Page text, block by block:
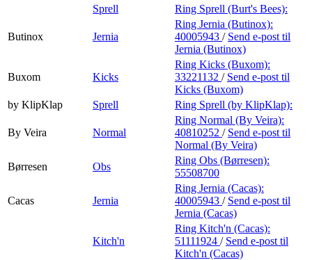
Sprell
Ring Sprell (Burt's Bees):
Butinox Jernia
Ring Jernia (Butinox):
40005943 / Send e-post til
Jernia (Butinox)
Buxom Kicks
Ring Kicks (Buxom):
33221132 / Send e-post til
Kicks (Buxom)
by KlipKlap
Sprell Ring Sprell (by KlipKlap):
By Veira Normal
Ring Normal (By Veira):
40810252 / Send e-post til
Normal (By Veira)
Børresen
Obs
Ring Obs (Børresen):
55508700
Cacas Jernia
Ring Jernia (Cacas):
40005943 / Send e-post til
Jernia (Cacas)
Kitch'n
Ring Kitch'n (Cacas):
51111924 / Send e-post til
Kitch'n (Cacas)